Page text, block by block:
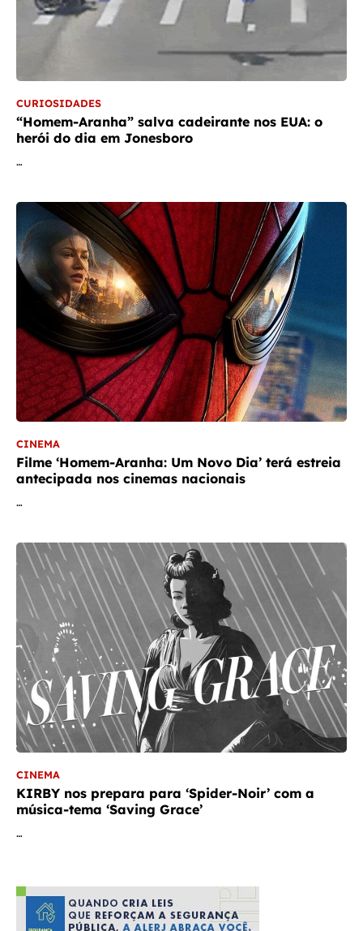
CURIOSIDADES
“Homem-Aranha” salva cadeirante nos EUA: o
herói do dia em Jonesboro
…
CINEMA
Filme ‘Homem-Aranha: Um Novo Dia’ terá estreia
antecipada nos cinemas nacionais
…
CINEMA
KIRBY nos prepara para ‘Spider-Noir’ com a
música-tema ‘Saving Grace’
…